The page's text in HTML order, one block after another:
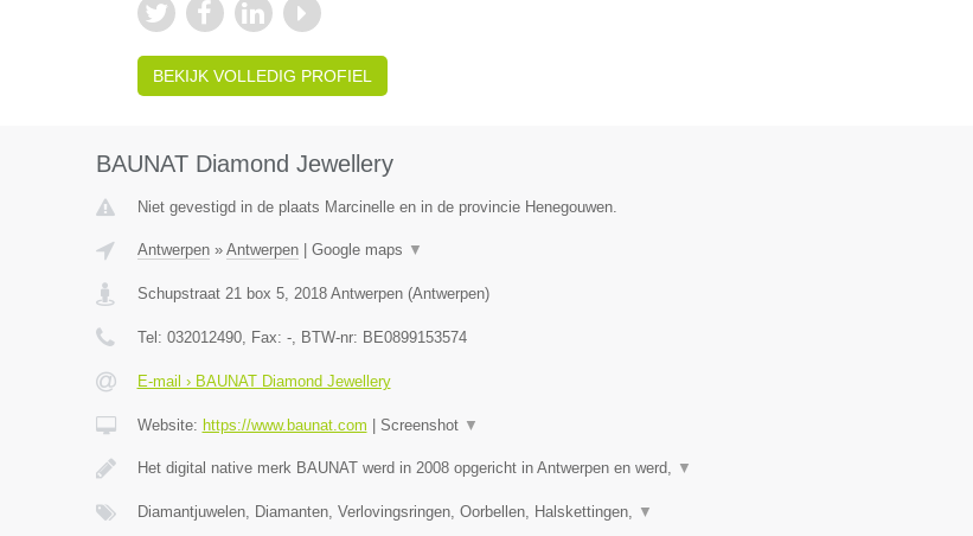
BEKIJK VOLLEDIG PROFIEL
BAUNAT Diamond Jewellery
Niet gevestigd in de plaats Marcinelle en in de provincie Henegouwen.
Antwerpen» Antwerpen| Google maps ▼
Schupstraat 21 box 5, 2018 Antwerpen(Antwerpen)
Tel: 032012490, Fax: -, BTW-nr: BE0899153574
E-mail › BAUNAT Diamond Jewellery
Website: https://www.baunat.com Screenshot ▼
Het digital native merk BAUNAT werd in 2008 opgericht in Antwerpen en werd, ▼
Diamantjuwelen, Diamanten, Verlovingsringen, Oorbellen, Halskettingen, ▼